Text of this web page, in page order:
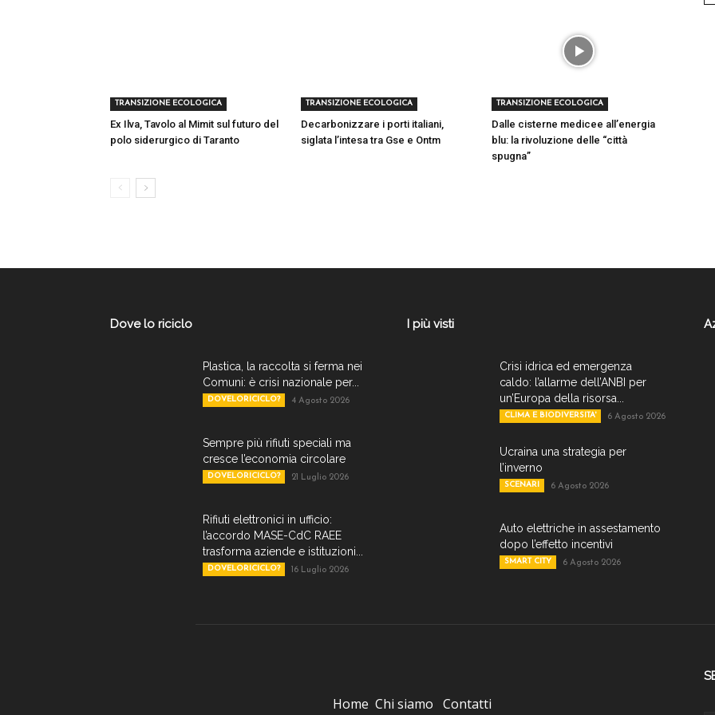
TRANSIZIONE ECOLOGICA
Ex Ilva, Tavolo al Mimit sul futuro del
polo siderurgico di Taranto
TRANSIZIONE ECOLOGICA
Decarbonizzare i porti italiani,
siglata l’intesa tra Gse e Ontm
TRANSIZIONE ECOLOGICA
Dalle cisterne medicee all’energia
blu: la rivoluzione delle “città
spugna”
Dove lo riciclo
Plastica, la raccolta si ferma nei
Comuni: è crisi nazionale per...
DOVELORICICLO? 4 Agosto 2026
Sempre più rifiuti speciali ma
cresce l’economia circolare
DOVELORICICLO? 21 Luglio 2026
Rifiuti elettronici in ufficio:
l’accordo MASE-CdC RAEE
trasforma aziende e istituzioni...
DOVELORICICLO? 16 Luglio 2026
I più visti
Crisi idrica ed emergenza
caldo: l’allarme dell’ANBI per
un’Europa della risorsa...
CLIMA E BIODIVERSITA' 6 Agosto 2026
Ucraina una strategia per
l’inverno
SCENARI 6 Agosto 2026
Auto elettriche in assestamento
dopo l’effetto incentivi
SMART CITY 6 Agosto 2026
Home Chi siamo Contatti